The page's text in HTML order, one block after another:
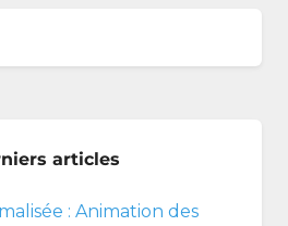
articles
: Animation des